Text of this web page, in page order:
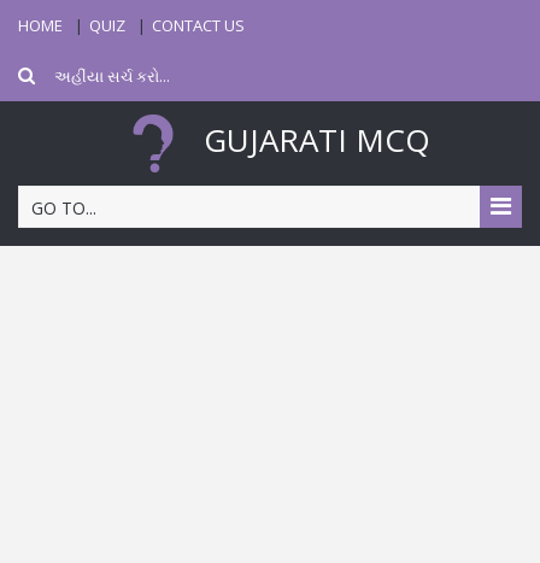
HOME QUIZ CONTACT US
GUJARATI MCQ
GO TO...